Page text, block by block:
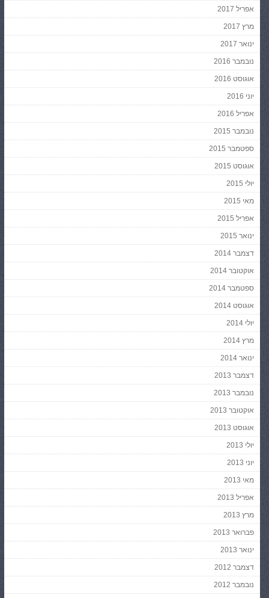
אפריל 2017
מרץ 2017
ינואר 2017
נובמבר 2016
אוגוסט 2016
יוני 2016
אפריל 2016
נובמבר 2015
ספטמבר 2015
אוגוסט 2015
יולי 2015
מאי 2015
אפריל 2015
ינואר 2015
דצמבר 2014
אוקטובר 2014
ספטמבר 2014
אוגוסט 2014
יולי 2014
מרץ 2014
ינואר 2014
דצמבר 2013
נובמבר 2013
אוקטובר 2013
אוגוסט 2013
יולי 2013
יוני 2013
מאי 2013
אפריל 2013
מרץ 2013
פברואר 2013
ינואר 2013
דצמבר 2012
נובמבר 2012